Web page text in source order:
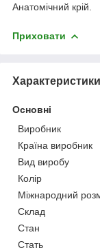
Анатомічний крій.
Приховати
Характеристики
Основні
Виробник
Країна виробник
Вид виробу
Колір
Міжнародний
Склад
Стан
Стать